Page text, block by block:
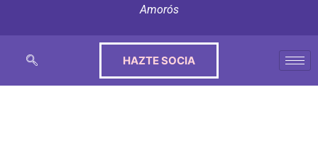
Amorós
HAZTE SOCIA